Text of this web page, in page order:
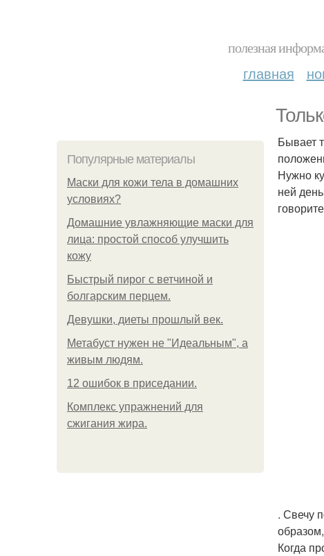
полезная
главная
Популярные материалы
Маски для кожи тела в домашних
условиях?
Домашние увлажняющие маски для
лица: простой способ улучшить
кожу
Быстрый пирог с ветчиной и
болгарским перцем.
Девушки, диеты прошлый век.
Метабуст нужен не "Идеальным", а
живым людям.
12 ошибок в приседании.
Комплекс упражнений для
сжигания жира.
Бывает
Нужно
ней
. Свечу
Когда